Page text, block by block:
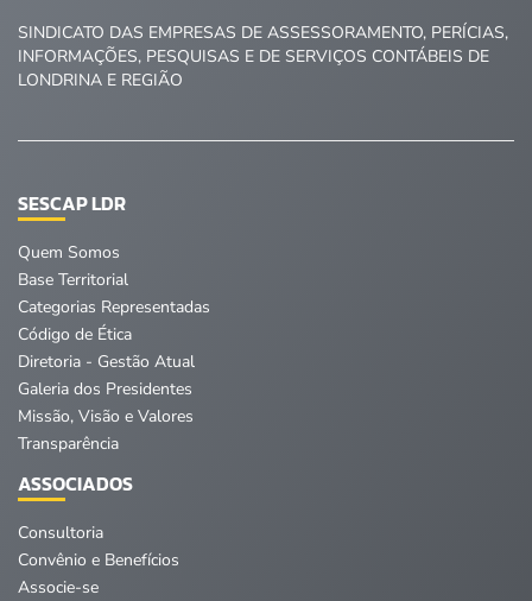
SINDICATO DAS EMPRESAS DE ASSESSORAMENTO, PERÍCIAS,
INFORMAÇÕES, PESQUISAS E DE SERVIÇOS CONTÁBEIS DE
LONDRINA E REGIÃO
SESCAP LDR
Quem Somos
Base Territorial
Categorias Representadas
Código de Ética
Diretoria - Gestão Atual
Galeria dos Presidentes
Missão, Visão e Valores
Transparência
ASSOCIADOS
Consultoria
Convênio e Benefícios
Associe-se